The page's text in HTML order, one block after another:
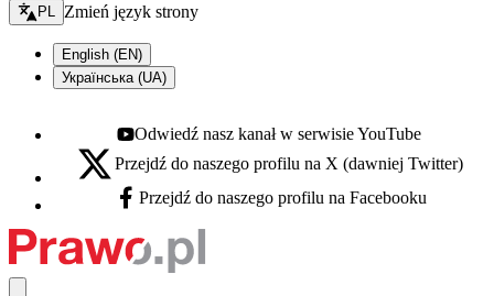
Zmień język - bieżący:
PL Zmień język strony
English (EN)
Українська (UA)
Youtube - otwiera się w nowej karcie
Odwiedź nasz kanał w serwisie YouTube
X - otwiera się w nowej karcie
Przejdź do naszego profilu na X (dawniej Twitter)
Facebook - otwiera się w nowej karcie
Przejdź do naszego profilu na Facebooku